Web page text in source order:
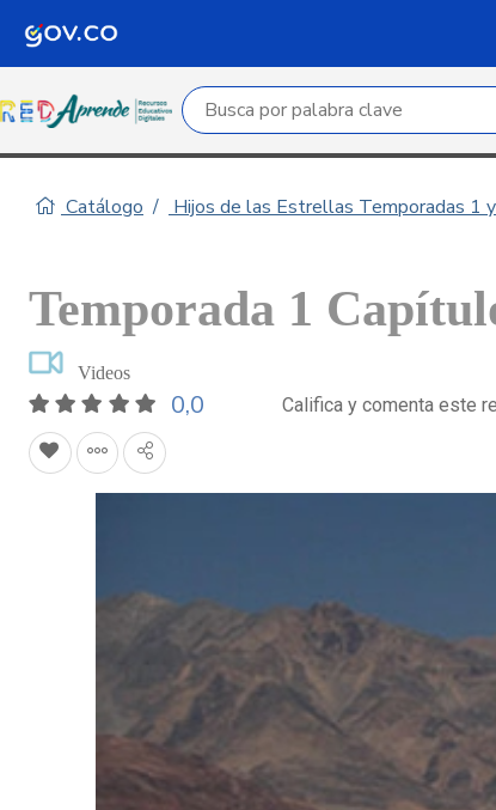
Campo de búsqueda por palabra clave
Catálogo Hijos de las Estrellas Temporadas 1
Temporada 1
Videos
0,0 Califica y comenta este